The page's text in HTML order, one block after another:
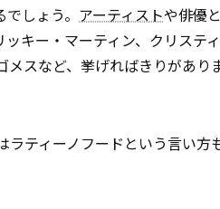
しょう。 アーティストや俳優
キー・マーティン、クリステ
スなど、挙げればきりがあり
ラティーノフードという言い方